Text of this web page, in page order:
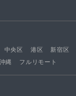
中央区 港区 新宿区
沖縄 フルリモート